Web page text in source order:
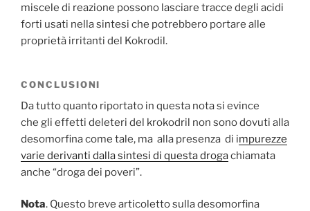
miscele di reazione possono lasciare tracce degli acidi
forti usati nella sintesi che potrebbero portare alle
proprietà irritanti del Kokrodil.
CONCLUSIONI
Da tutto quanto riportato in questa nota si evince
che gli effetti deleteri del krokodril non sono dovuti alla
desomorfina come tale, ma alla presenza di impurezze
varie derivanti dalla sintesi di questa drogachiamata
anche “droga dei poveri”.
Nota. Questo breve articoletto sulla desomorfina